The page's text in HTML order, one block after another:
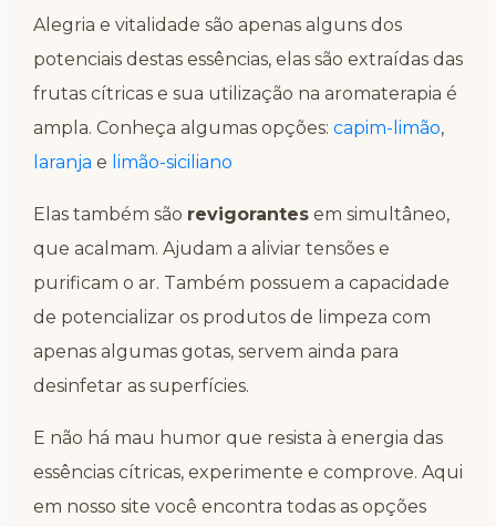
Alegria e vitalidade são apenas alguns dos
potenciais destas essências, elas são extraídas das
frutas cítricas e sua utilização na aromaterapia é
ampla. Conheça algumas opções: capim-limão,
laranja e limão-siciliano
Elas também são revigorantes em simultâneo,
que acalmam. Ajudam a aliviar tensões e
purificam o ar. Também possuem a capacidade
de potencializar os produtos de limpeza com
apenas algumas gotas, servem ainda para
desinfetar as superfícies.
E não há mau humor que resista à energia das
essências cítricas, experimente e comprove. Aqui
em nosso site você encontra todas as opções